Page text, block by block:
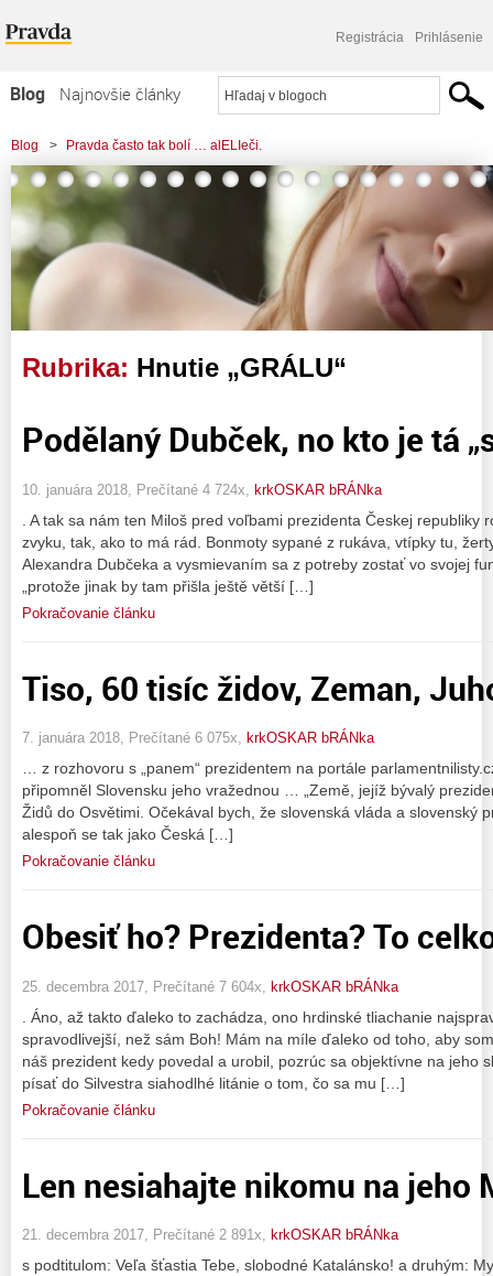
Registrácia Prihlásenie
Blog
Najnovšie články
Najčítanejšie články
Najkomentovanejšie články
Zoznam blogov
Komerčné blogy
Blog > Pravda často tak bolí … alELIeči.
Rubrika: Hnutie „GRÁLU“
Podělaný Dubček, no kto je tá
10. januára 2018, Prečítané 4 724x, krkOSKAR bRÁNka
. A tak sa nám ten Miloš pred voľbami prezidenta Českej republiky
zvyku, tak, ako to má rád. Bonmoty sypané z rukáva, vtípky tu,
Alexandra Dubčeka a vysmievaním sa z potreby zostať vo svojej
„protože jinak by tam přišla ještě větší […]
Pokračovanie článku
Tiso, 60 tisíc židov, Zeman,
7. januára 2018, Prečítané 6 075x, krkOSKAR bRÁNka
… z rozhovoru s „panem“ prezidentem na portále
připomněl Slovensku jeho vražednou … „Země, jejíž bývalý
Židů do Osvětimi. Očekával bych, že slovenská vláda a slovenský
alespoň se tak jako Česká […]
Pokračovanie článku
Obesiť ho? Prezidenta? To
25. decembra 2017, Prečítané 7 604x, krkOSKAR bRÁNka
. Áno, až takto ďaleko to zachádza, ono hrdinské tliachanie
spravodlivejší, než sám Boh! Mám na míle ďaleko od toho, aby
náš prezident kedy povedal a urobil, pozrúc sa objektívne na jeho
písať do Silvestra siahodlhé litánie o tom, čo sa mu […]
Pokračovanie článku
Len nesiahajte nikomu na jeho
21. decembra 2017, Prečítané 2 891x, krkOSKAR bRÁNka
s podtitulom: Veľa šťastia Tebe, slobodné Katalánsko! a druhým: